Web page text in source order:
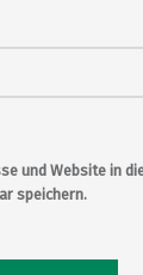
und Website in
speichern.